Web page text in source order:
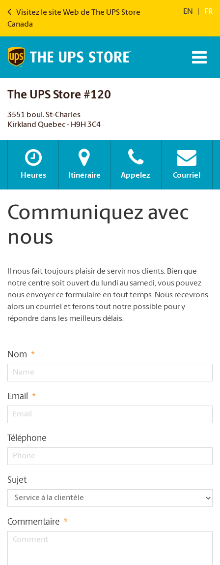
Visitez le site Web de The UPS Store
Canada
EN FR
The UPS Store #120
3551 boul. St-Charles
Kirkland Quebec - H9H 3C4
Heures Itinéraire Appelez Courriel
Communiquez avec
nous
Il nous fait toujours plaisir de servir nos clients. Bien que
notre centre soit ouvert du lundi au samedi, vous pouvez
nous envoyer ce formulaire en tout temps. Nous recevrons
alors un courriel et ferons tout notre possible pour y
répondre dans les meilleurs délais.
Nom *
Email *
Téléphone
Sujet
Commentaire *